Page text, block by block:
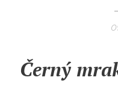
Černý